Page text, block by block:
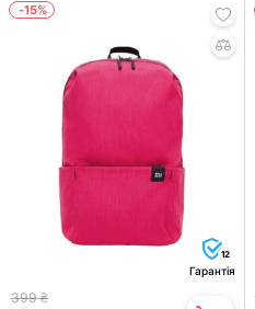
-15%
12
Гарантія
399 ₴